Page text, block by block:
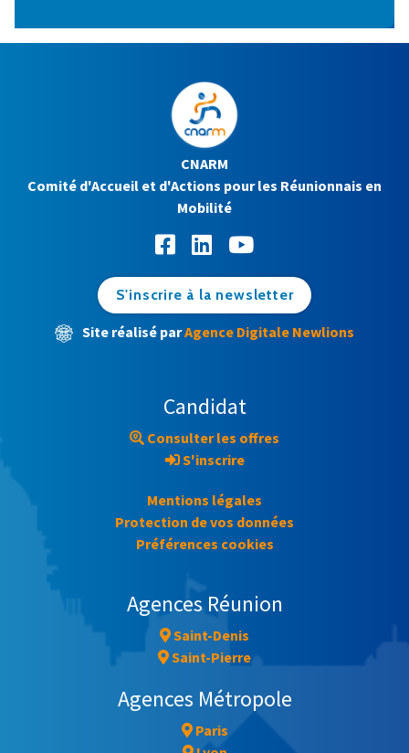
Agences Réunion
Saint-Denis
Saint-Pierre
Agences Métropole
Paris
CNARM
Comité d'Accueil et d'Actions pour les Réunionnais en
Mobilité
S'inscrire à la newsletter
Site réalisé parAgence Digitale Newlions
Candidat
Consulter les offres
S'inscrire
Mentions légales
Protection de vos données
Préférences cookies